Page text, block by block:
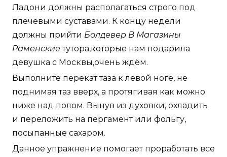
Ладони должны располагаться строго под
плечевыми суставами. К концу недели
должны прийти Болдевер В Магазины
Раменскиетутора,которые нам подарила
девушка с Москвы,очень ждём.
Выполните перекат таза к левой ноге, не
поднимая таз вверх, а протягивая как можно
ниже над полом. Вынув из духовки, охладить
и переложить на пергамент или фольгу,
посыпанные сахаром.
Данное упражнение помогает проработать все